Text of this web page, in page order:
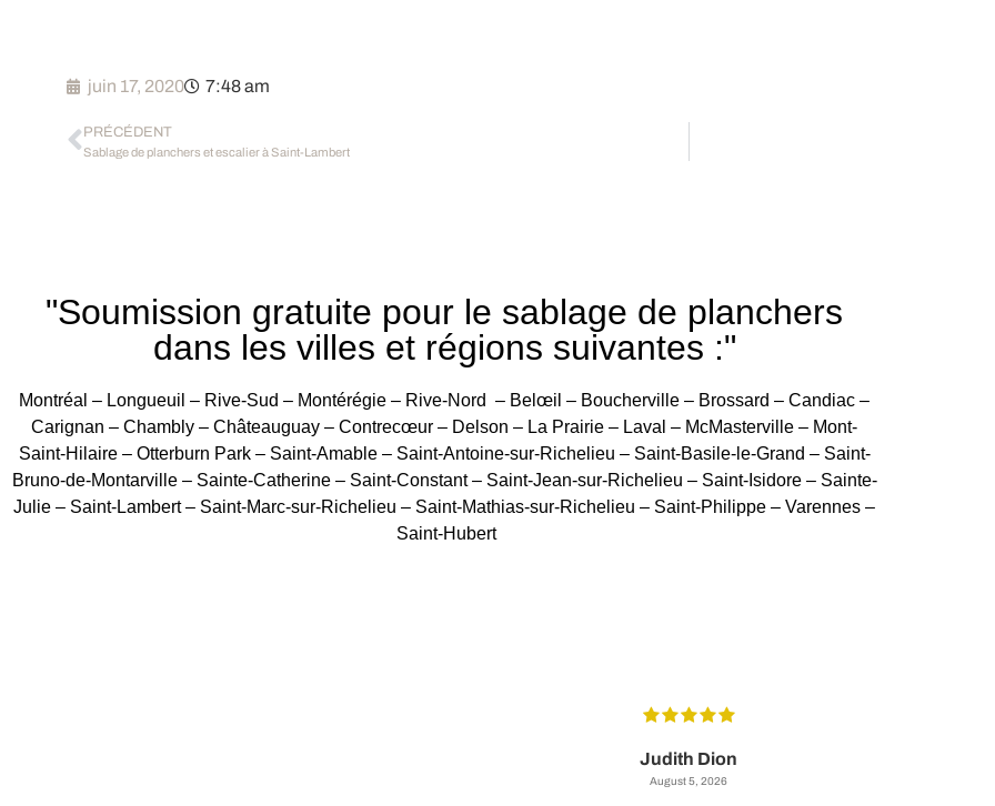
juin 17, 2020 7:48 am
PRÉCÉDENT
Sablage de planchers et escalier à Saint-Lambert
"Soumission gratuite pour le sablage de planchers
dans les villes et régions suivantes :"
Montréal – Longueuil – Rive-Sud – Montérégie – Rive-Nord – Belœil – Boucherville – Brossard – Candiac –
Carignan – Chambly – Châteauguay – Contrecœur – Delson – La Prairie – Laval – McMasterville – Mont-
Saint-Hilaire – Otterburn Park – Saint-Amable – Saint-Antoine-sur-Richelieu – Saint-Basile-le-Grand – Saint-
Bruno-de-Montarville – Sainte-Catherine – Saint-Constant – Saint-Jean-sur-Richelieu – Saint-Isidore – Sainte-
Julie – Saint-Lambert – Saint-Marc-sur-Richelieu – Saint-Mathias-sur-Richelieu – Saint-Philippe – Varennes –
Saint-Hubert
Judith Dion
August 5, 2026